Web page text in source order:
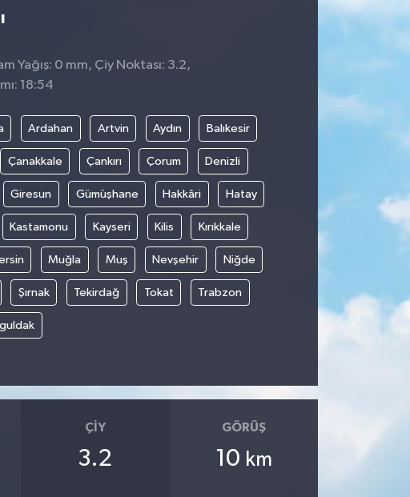
Yağış: 0 mm, Çiy Noktası: 3.2,
18:54
Ardahan Artvin Aydın Balıkesir
Çanakkale Çankırı Çorum Denizli
Giresun Gümüşhane Hakkâri Hatay
Kastamonu Kayseri Kilis Kırıkkale
Muğla Muş Nevşehir Niğde
Şırnak Tekirdağ Tokat Trabzon
ÇIY
3.2
GÖRÜŞ
10 km